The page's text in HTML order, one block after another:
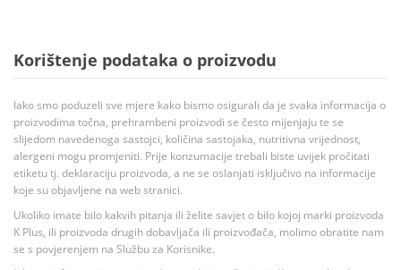
Korištenje podataka o proizvodu
Iako smo poduzeli sve mjere kako bismo osigurali da je svaka informacija o
proizvodima točna, prehrambeni proizvodi se često mijenjaju te se
slijedom navedenoga sastojci, količina sastojaka, nutritivna vrijednost,
alergeni mogu promjeniti. Prije konzumacije trebali biste uvijek pročitati
etiketu tj. deklaraciju proizvoda, a ne se oslanjati isključivo na informacije
koje su objavljene na web stranici.
Ukoliko imate bilo kakvih pitanja ili želite savjet o bilo kojoj marki proizvoda
K Plus, ili proizvoda drugih dobavljača ili proizvođača, molimo obratite nam
se s povjerenjem na Službu za Korisnike.